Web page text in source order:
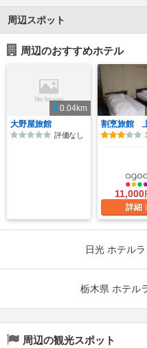
周辺スポット
周辺のおすすめホテル
0.04km
大野屋旅館
評価なし
割烹旅館
11,000
詳細
日光 ホテル
栃木県 ホテル
周辺の観光スポット